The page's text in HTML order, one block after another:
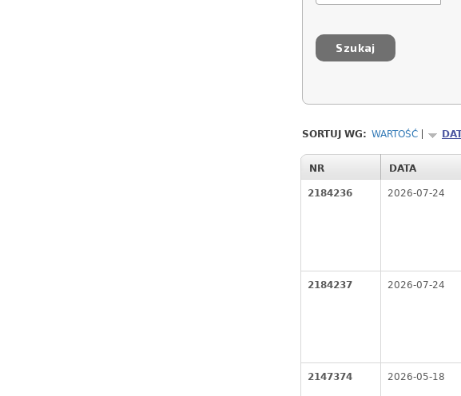
SORTUJ WG: WARTOŚĆ
NR DATA
2184236 2026-07-24
2184237 2026-07-24
2147374 2026-05-18